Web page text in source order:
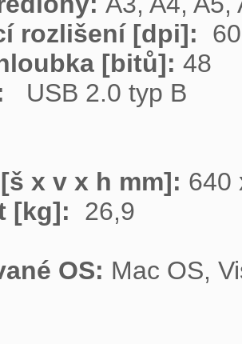
rozlišení [dpi]:
[bitů]:
USB 2.0 typ B
x v x h mm]:
[kg]:
26,9
OS: Mac OS,